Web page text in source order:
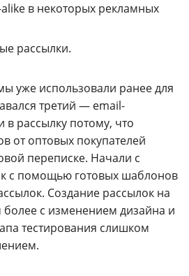
в некоторых рекламных
рассылки.
уже использовали ранее для
третий — email-
рассылку потому, что
от оптовых покупателей
переписке. Начали с
с помощью готовых шаблонов
Создание рассылок на
более с изменением дизайна и
тестирования слишком